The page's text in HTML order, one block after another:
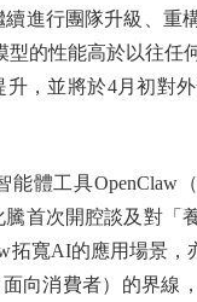
進行團隊升級、重
型的性能高於以往任
，並將於4月初對
體工具OpenClaw（
首次開腔談及對「
拓寬AI的應用場景，
向消費者）的界線